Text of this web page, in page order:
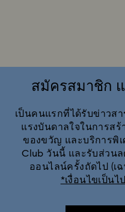
คอลเลกชันพอร์ซเ
ชิ้นงานตั้งโชว์และของตกแต่ง
ชิ้นงานตั้งโชว์และของตกแ
ชิ้นงานตั้งโชว์และ
สมัครสมาชิก
เป็นคนแรกที่ได้รับข่าวส
แรงบันดาลใจในการสร้
ของขวัญ และบริการพิ
Club วันนี้ และรับส่วน
ออนไลน์ครั้งถัดไป (เ
*เงื่อนไขเป็น